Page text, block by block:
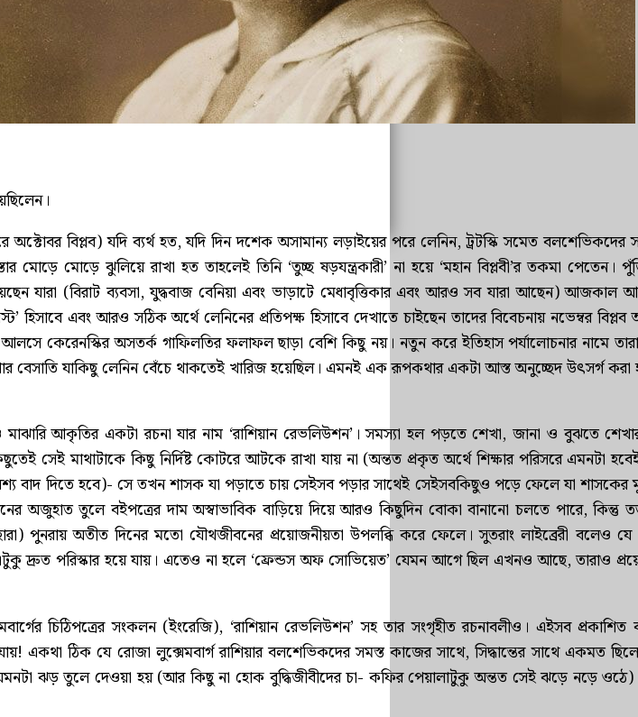
অক্টোবর বিপ্লব) যদি ব্যর্থ হত, যদি দিন দশেক অসামান্য লড়াইয়ের পরে লেনিন, ট্রটস্কি সমেত বলশেভিকদের
মোড়ে মোড়ে ঝুলিয়ে রাখা হত তাহলেই তিনি ‘তুচ্ছ ষড়যন্ত্রকারী’ না হয়ে ‘মহান বিপ্লবী’র তকমা পেতেন।
যারা (বিরাট ব্যবসা, যুদ্ধবাজ বেনিয়া এবং ভাড়াটে মেধাবৃত্তিকার এবং আরও সব যারা আছেন) আজকাল
হিসাবে এবং আরও সঠিক অর্থে লেনিনের প্রতিপক্ষ হিসাবে দেখাতে চাইছেন তাদের বিবেচনায় নভেম্বর
কেরেনস্কির অসতর্ক গাফিলতির ফলাফল ছাড়া বেশি কিছু নয়। নতুন করে ইতিহাস পর্যালোচনার নামে
যাকিছু লেনিন বেঁচে থাকতেই খারিজ হয়েছিল। এমনই এক রূপকথার একটা আস্ত অনুচ্ছেদ উৎসর্গ করা
আকৃতির একটা রচনা যার নাম ‘রাশিয়ান রেভলিউশন’। সমস্যা হল পড়তে শেখা, জানা ও বুঝতে
সেই মাথাটাকে কিছু নির্দিষ্ট কোটরে আটকে রাখা যায় না (অন্তত প্রকৃত অর্থে শিক্ষার পরিসরে এমনটা
বাদ দিতে হবে)- সে তখন শাসক যা পড়াতে চায় সেইসব পড়ার সাথেই সেইসবকিছুও পড়ে ফেলে যা
অজুহাত তুলে বইপত্রের দাম অস্বাভাবিক বাড়িয়ে দিয়ে আরও কিছুদিন বোকা বানানো চলতে পারে, কিন্তু
পুনরায় অতীত দিনের মতো যৌথজীবনের প্রয়োজনীয়তা উপলব্ধি করে ফেলে। সুতরাং লাইব্রেরী বলেও
দ্রুত পরিস্কার হয়ে যায়। এতেও না হলে ‘ফ্রেন্ডস অফ সোভিয়েত’ যেমন আগে ছিল এখনও আছে, তারাও
চিঠিপত্রের সংকলন (ইংরেজি), ‘রাশিয়ান রেভলিউশন’ সহ তার সংগৃহীত রচনাবলীও। এইসব প্রকাশিত
একথা ঠিক যে রোজা লুক্সেমবার্গ রাশিয়ার বলশেভিকদের সমস্ত কাজের সাথে, সিদ্ধান্তের সাথে একমত
যেমনটা ঝড় তুলে দেওয়া হয় (আর কিছু না হোক বুদ্ধিজীবীদের চা- কফির পেয়ালাটুকু অন্তত সেই ঝড়ে নড়ে